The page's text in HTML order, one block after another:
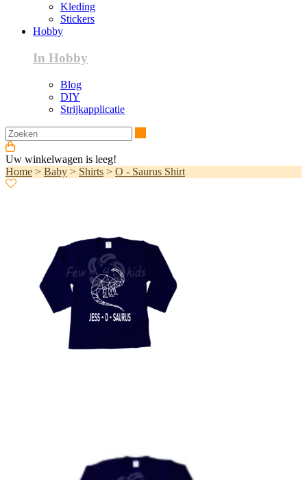
Kleding
Stickers
Hobby
In Hobby
Blog
DIY
Strijkapplicatie
Uw winkelwagen is leeg!
Home > Baby > Shirts > O - Saurus Shirt